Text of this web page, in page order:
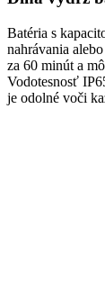
Batéria s
nahrávania
za 60 minút a
Vodotesnosť
je odolné voči